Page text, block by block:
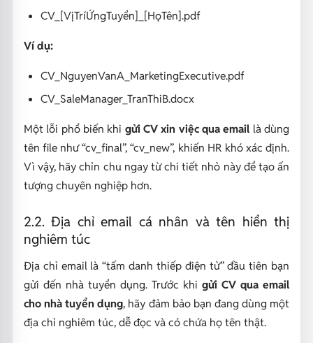
CV_[VịTríỨngTuyển]_[HọTên].pdf
Ví dụ:
CV_NguyenVanA_MarketingExecutive.pdf
CV_SaleManager_TranThiB.docx
Một lỗi phổ biến khi gửi CV xin việc qua email là dùng
tên file như “cv_final”, “cv_new”, khiến HR khó xác định.
Vì vậy, hãy chỉn chu ngay từ chi tiết nhỏ này để tạo ấn
tượng chuyên nghiệp hơn.
2.2. Địa chỉ email cá nhân và tên hiển thị
nghiêm túc
Địa chỉ email là “tấm danh thiếp điện tử” đầu tiên bạn
gửi đến nhà tuyển dụng. Trước khigửi CV qua email
cho nhà tuyển dụng, hãy đảm bảo bạn đang dùng một
địa chỉ nghiêm túc, dễ đọc và có chứa họ tên thật.